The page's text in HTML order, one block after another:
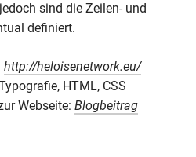
sind die Zeilen- und
definiert.
http://heloisenetwork.eu/
HTML, CSS
Webseite:Blogbeitrag